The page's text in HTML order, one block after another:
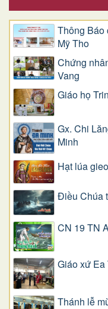
Thông Báo
Mỹ Tho
Chứng
Vang
Giáo họ
Gx. Chi
Minh
Hạt lúa
Điều Chúa
CN 19 TN
Giáo xứ Ea
Thánh lễ